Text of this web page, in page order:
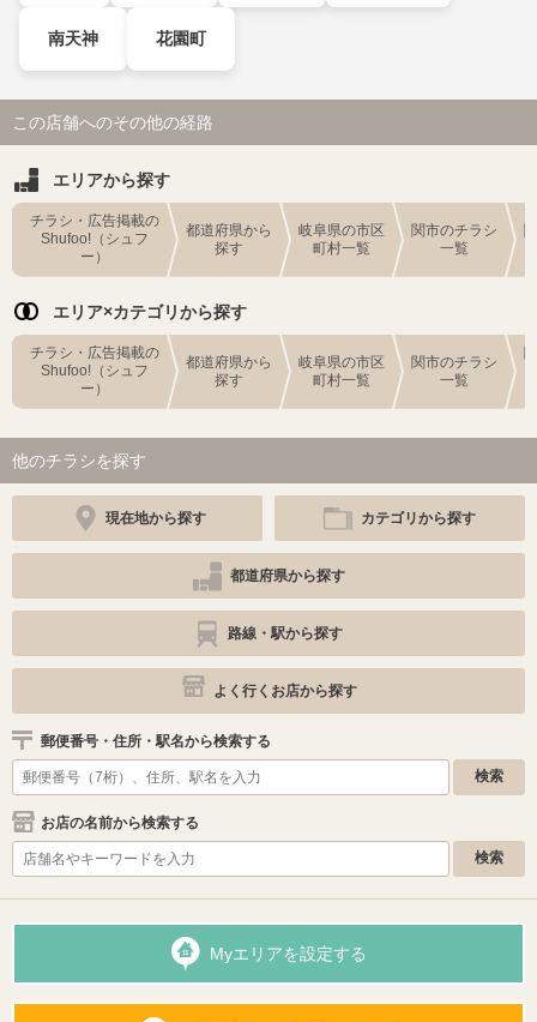
南天神 花園町
この店舗へのその他の経路
エリアから探す
チラシ・広告掲載の
Shufoo!（シュフ
ー）
都道府県から
探す
岐阜県の市区
町村一覧
関市のチラシ
一覧
エリア×カテゴリから探す
チラシ・広告掲載の
Shufoo!（シュフ
ー）
都道府県から
探す
岐阜県の市区
町村一覧
関市のチラシ
一覧
他のチラシを探す
現在地から探す カテゴリから探す
都道府県から探す
路線・駅から探す
よく行くお店から探す
郵便番号・住所・駅名から検索する
お店の名前から検索する
Myエリアを設定する